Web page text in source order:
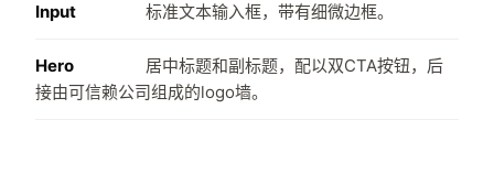
Input 标准文本输入框，带有细微边框。
Hero
居中标题和副标题，配以双CTA按钮，后
接由可信赖公司组成的logo墙。